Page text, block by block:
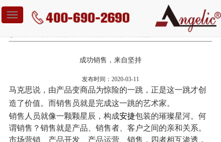
Toggle
navigation
成功销售，来自坚持
发布时间：2020-03-11
马克思说，由产品变商品为惊险的一跳，正是这一跳才创
造了价值。而销售员就是完成这一跳的艺术家。
销售人员就像一颗颗星辰，构成安捷包装的璀璨星河。何
谓销售？销售就是产品、销售者、客户之间的亲和关系。
市场营销、产品开发、产品运营、销售，四者相互渗透，